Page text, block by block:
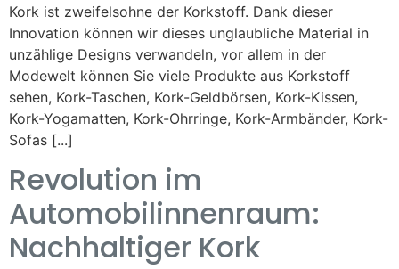
Kork ist zweifelsohne der Korkstoff. Dank dieser
Innovation können wir dieses unglaubliche Material in
unzählige Designs verwandeln, vor allem in der
Modewelt können Sie viele Produkte aus Korkstoff
sehen, Kork-Taschen, Kork-Geldbörsen, Kork-Kissen,
Kork-Yogamatten, Kork-Ohrringe, Kork-Armbänder, Kork-
Sofas [...]
Revolution im
Automobilinnenraum:
Nachhaltiger Kork